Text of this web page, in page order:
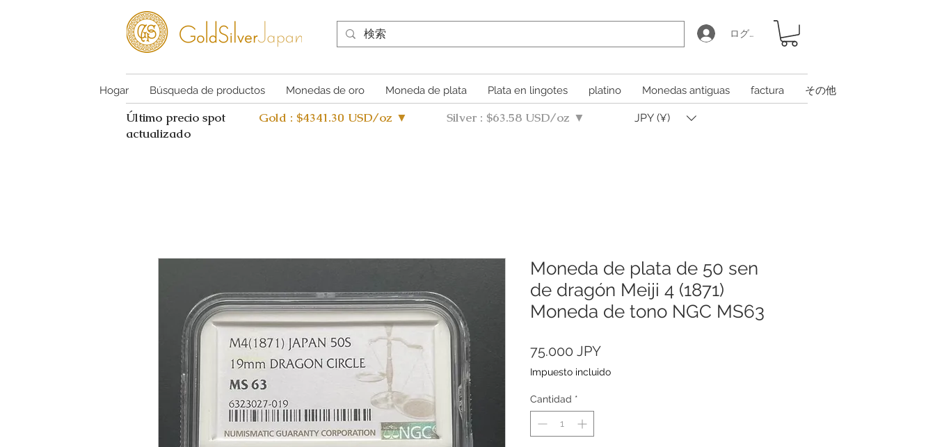
ログイン
Hogar Búsqueda de productos Monedas de oro Moneda de plata Plata en lingotes platino Monedas antiguas factura その他
Último precio spot
actualizado
Gold : $4341.30 USD/oz ▼ Silver : $63.58 USD/oz ▼ JPY (¥)
Moneda de plata de 50 sen
de dragón Meiji 4 (1871)
Moneda de tono NGC MS63
75.000 JPYPrecio
Impuesto incluido
Cantidad *